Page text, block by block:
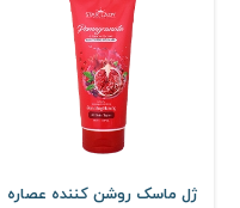
ژل ماسک روشن کننده عصاره